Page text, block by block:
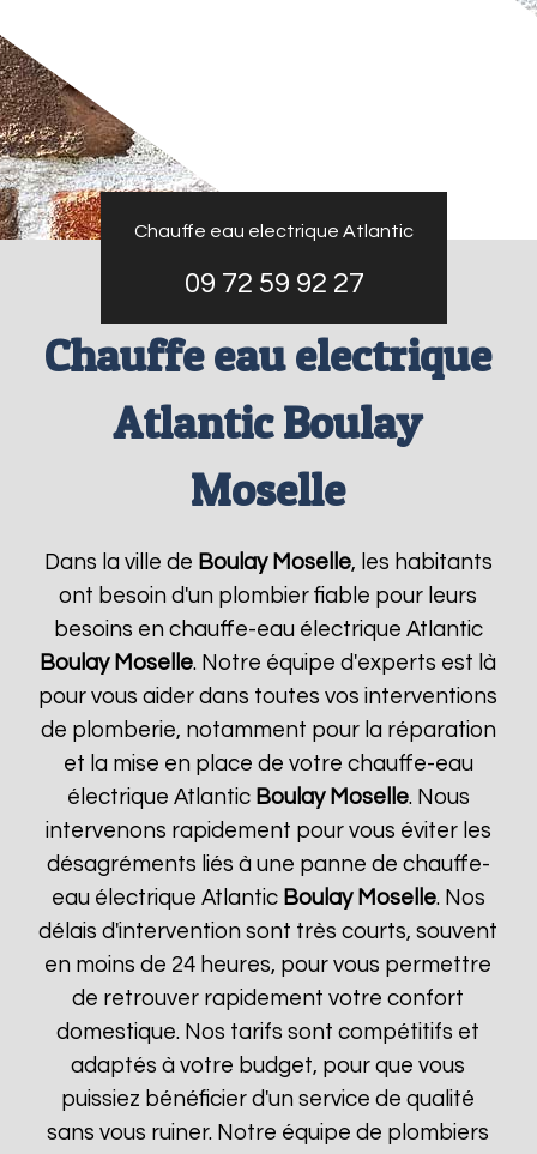
Chauffe eau electrique Atlantic
09 72 59 92 27
Chauffe eau electrique
Atlantic Boulay
Moselle
Dans la ville de Boulay Moselle, les habitants
ont besoin d'un plombier fiable pour leurs
besoins en chauffe-eau électrique Atlantic
Boulay Moselle. Notre équipe d'experts est là
pour vous aider dans toutes vos interventions
de plomberie, notamment pour la réparation
et la mise en place de votre chauffe-eau
électrique Atlantic Boulay Moselle. Nous
intervenons rapidement pour vous éviter les
désagréments liés à une panne de chauffe-
eau électrique Atlantic Boulay Moselle. Nos
délais d'intervention sont très courts, souvent
en moins de 24 heures, pour vous permettre
de retrouver rapidement votre confort
domestique. Nos tarifs sont compétitifs et
adaptés à votre budget, pour que vous
puissiez bénéficier d'un service de qualité
sans vous ruiner. Notre équipe de plombiers